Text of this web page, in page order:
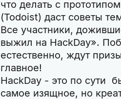
что делать с
(Todoist) даст советы
Все участники,
выжил на HackDay».
естественно, ждут
главное!
HackDay - это по сути
самое изящное, но